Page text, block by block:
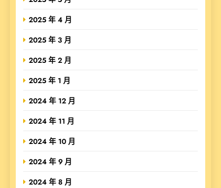
2025 年 4 月
2025 年 3 月
2025 年 2 月
2025 年 1 月
2024 年 12 月
2024 年 11 月
2024 年 10 月
2024 年 9 月
2024 年 8 月